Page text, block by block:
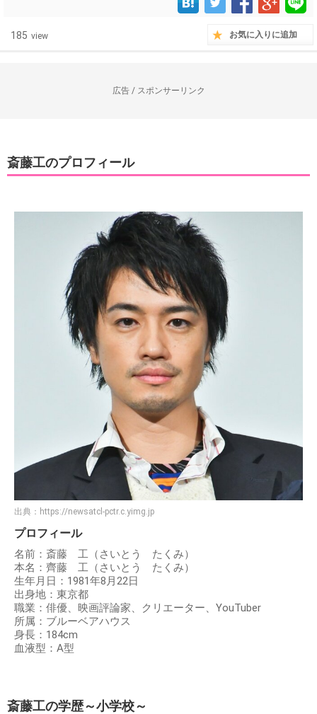
185 view お気に入りに追加
広告 / スポンサーリンク
斎藤工のプロフィール
出典： https://newsatcl-pctr.c.yimg.jp
プロフィール
名前：斎藤 工（さいとう たくみ）
本名：齊藤 工（さいとう たくみ）
生年月日：1981年8月22日
出身地：東京都
職業：俳優、映画評論家、クリエーター、YouTuber
所属：ブルーベアハウス
身長：184cm
血液型：A型
斎藤工の学歴～小学校～